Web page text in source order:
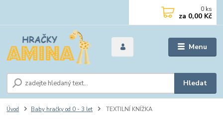
Menu
Hledat
0 ks
za 0,00 Kč
Úvod Baby hračky od 0 - 3 let TEXTILNÍ KNÍŽKA